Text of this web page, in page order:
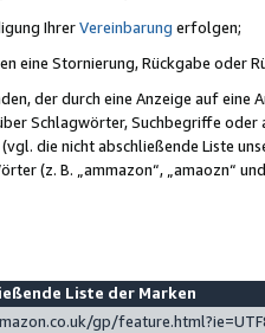
IhrerVereinbarung erfolgen;
eine Stornierung, Rückgabe oder
der durch eine Anzeige auf
Schlagwörter, Suchbegriffe
die nicht abschließende Liste
(z. B. „ammazon“, „amaozn“
Liste der Marken
gp/